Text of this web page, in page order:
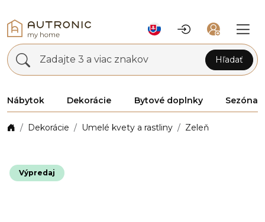
Zadajte 3 a viac znakov Hľadať
Nábytok Dekorácie Bytové doplnky Sezóna
Dekorácie Umelé kvety a rastliny Zeleň
Výpredaj